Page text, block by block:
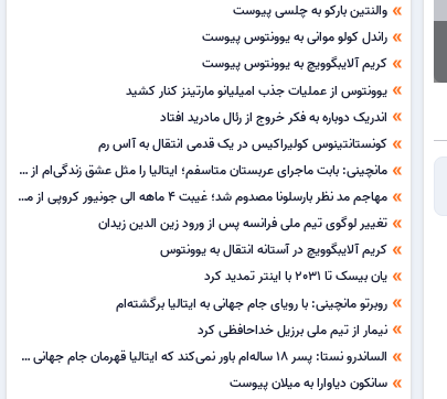
double_arrow والنتین بارکو به چلسی پیوست
double_arrow راندل کولو موانی به یوونتوس پیوست
double_arrow کریم آلایبگوویچ به یوونتوس پیوست
double_arrow یوونتوس از عملیات جذب امیلیانو مارتینز کنار کشید
double_arrow اندریک دوباره به فکر خروج از رئال مادرید افتاد
double_arrow کونستانتینوس کولیراکیس در یک قدمی انتقال به آاس رم
double_arrow مانچینی: بابت ماجرای عربستان متاسفم؛ ایتالیا را مثل عشق زندگی‌ام از دست دادم
double_arrow مهاجم مد نظر بارسلونا مصدوم شد؛ غیبت 4 ماهه الی جونیور کروپی از میادین
double_arrow تغییر لوگوی تیم ملی فرانسه پس از ورود زین الدین زیدان
double_arrow کریم آلایبگوویچ در آستانه انتقال به یوونتوس
double_arrow یان بیسک تا 2031 با اینتر تمدید کرد
double_arrow روبرتو مانچینی: با رویای جام جهانی به ایتالیا برگشته‌ام
double_arrow نیمار از تیم ملی برزیل خداحافظی کرد
double_arrow الساندرو نستا: پسر 18 ساله‌ام باور نمی‌کند که ایتالیا قهرمان جام جهانی شده!
double_arrow سانکون دیاوارا به میلان پیوست